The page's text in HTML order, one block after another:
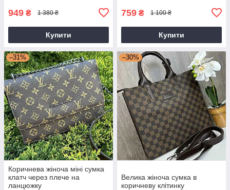
949 ₴ 1 380 ₴
Купити
759 ₴ 1 100 ₴
Купити
–31%
Коричнева жіноча міні сумка
клатч через плече на
ланцюжку
–30%
Велика жіноча сумка в
коричневу клітинку